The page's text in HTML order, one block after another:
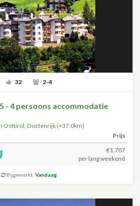
32 2-4
- 4 persoons accommodatie
Osttirol, Oostenrijk (+37.0km)
Prijs
€1.707
per lang weekend
Bijgewerkt: Vandaag